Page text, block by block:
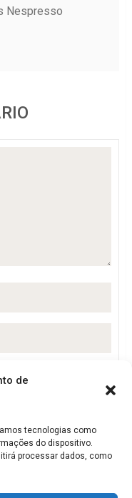
de
tecnologias como
do dispositivo.
processar dados, como
Nespresso